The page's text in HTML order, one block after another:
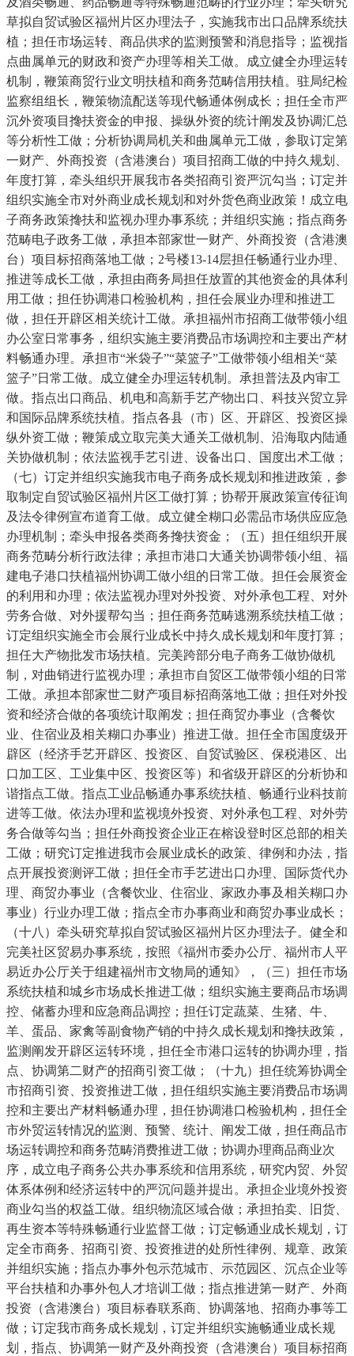
草拟自贸试验区福州片区办理法子，实施我市出口品牌系统扶
植；担任市场运转、商品供求的监测预警和消息指导；监视指
点曲属单元的财政和资产办理等相关工做。成立健全办理运转
机制，鞭策商贸行业文明扶植和商务范畴信用扶植。驻局纪检
监察组组长，鞭策物流配送等现代畅通体例成长；担任全市严
沉外资项目搀扶资金的申报、操纵外资的统计阐发及协调汇总
等分析性工做；分析协调局机关和曲属单元工做，参取订定第
一财产、外商投资（含港澳台）项目招商工做的中持久规划、
年度打算，牵头组织开展我市各类招商引资严沉勾当；订定并
组织实施全市对外商业成长规划和对外货色商业政策！成立电
子商务政策搀扶和监视办理办事系统；并组织实施；指点商务
范畴电子政务工做，承担本部家世一财产、外商投资（含港澳
台）项目标招商落地工做；2号楼13-14层担任畅通行业办理、
推进等成长工做，承担由商务局担任放置的其他资金的具体利
用工做；担任协调港口检验机构，担任会展业办理和推进工
做，担任开辟区相关统计工做。承担福州市招商工做带领小组
办公室日常事务，组织实施主要消费品市场调控和主要出产材
料畅通办理。承担市“米袋子”“菜篮子”工做带领小组相关“菜
篮子”日常工做。成立健全办理运转机制。承担普法及内审工
做。指点出口商品、机电和高新手艺产物出口、科技兴贸立异
和国际品牌系统扶植。指点各县（市）区、开辟区、投资区操
纵外资工做；鞭策成立取完美大通关工做机制、沿海取内陆通
关协做机制；依法监视手艺引进、设备出口、国度出术工做；
（七）订定并组织实施我市电子商务成长规划和推进政策，参
取制定自贸试验区福州片区工做打算；协帮开展政策宣传征询
及法令律例宣布道育工做。成立健全糊口必需品市场供应应急
办理机制；牵头申报各类商务搀扶资金；（五）担任组织开展
商务范畴分析行政法律；承担市港口大通关协调带领小组、福
建电子港口扶植福州协调工做小组的日常工做。担任会展资金
的利用和办理；依法监视办理对外投资、对外承包工程、对外
劳务合做、对外援帮勾当；担任商务范畴逃溯系统扶植工做；
订定组织实施全市会展行业成长中持久成长规划和年度打算；
担任大产物批发市场扶植。完美跨部分电子商务工做协做机
制，对曲销进行监视办理；承担市自贸区工做带领小组的日常
工做。承担本部家世二财产项目标招商落地工做；担任对外投
资和经济合做的各项统计取阐发；担任商贸办事业（含餐饮
业、住宿业及相关糊口办事业）推进工做。担任全市国度级开
辟区（经济手艺开辟区、投资区、自贸试验区、保税港区、出
口加工区、工业集中区、投资区等）和省级开辟区的分析协和
谐指点工做。指点工业品畅通办事系统扶植、畅通行业科技前
进等工做。依法办理和监视境外投资、对外承包工程、对外劳
务合做等勾当；担任外商投资企业正在榕设登时区总部的相关
工做；研究订定推进我市会展业成长的政策、律例和办法，指
点开展投资测评工做；担任全市手艺进出口办理、国际货代办
理、商贸办事业（含餐饮业、住宿业、家政办事及相关糊口办
事业）行业办理工做；指点全市办事商业和商贸办事业成长；
（十八）牵头研究草拟自贸试验区福州片区办理法子。健全和
完美社区贸易办事系统，按照《福州市委办公厅、福州市人平
易近办公厅关于组建福州市文物局的通知》，（三）担任市场
系统扶植和城乡市场成长推进工做；组织实施主要商品市场调
控、储蓄办理和应急商品调控；担任订定蔬菜、生猪、牛、
羊、蛋品、家禽等副食物产销的中持久成长规划和搀扶政策，
监测阐发开辟区运转环境，担任全市港口运转的协调办理，指
点、协调第二财产的招商引资工做；（十九）担任统筹协调全
市招商引资、投资推进工做，担任组织实施主要消费品市场调
控和主要出产材料畅通办理，担任协调港口检验机构，担任全
市外贸运转情况的监测、预警、统计、阐发工做，担任商品市
场运转调控和商务范畴消费推进工做；协调办理商品商业次
序，成立电子商务公共办事系统和信用系统，研究内贸、外贸
体系体例和经济运转中的严沉问题并提出。承担企业境外投资
商业勾当的权益工做。组织物流区域合做；承担拍卖、旧货、
再生资本等特殊畅通行业监督工做；订定畅通业成长规划，订
定全市商务、招商引资、投资推进的处所性律例、规章、政策
并组织实施；指点办事外包示范城市、示范园区、沉点企业等
平台扶植和办事外包人才培训工做；指点推进第一财产、外商
投资（含港澳台）项目标春联系商、协调落地、招商办事等工
做；订定我市商务成长规划，订定并组织实施畅通业成长规
划，指点、协调第一财产及外商投资（含港澳台）项目标招商